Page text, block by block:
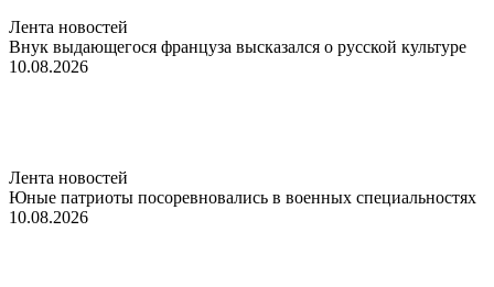
Лента новостей
Внук выдающегося француза высказался о русской культуре
10.08.2026
Лента новостей
Юные патриоты посоревновались в военных специальностях
10.08.2026